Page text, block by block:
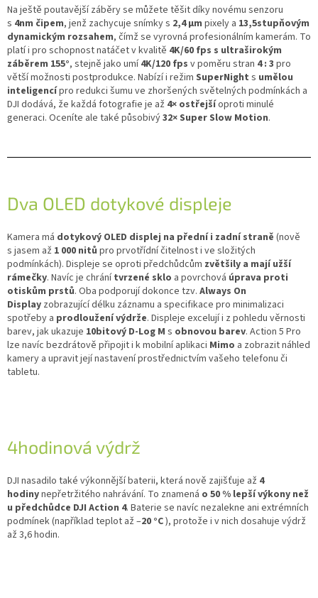
Na ještě poutavější záběry se můžete těšit díky novému senzoru
s 4nm čipem, jenž zachycuje snímky s 2,4 μm pixely a 13,5stupňovým
dynamickým rozsahem, čímž se vyrovná profesionálním kamerám. To
platí i pro schopnost natáčet v kvalitě 4K/60 fps s ultraširokým
záběrem 155°, stejně jako umí 4K/120 fps v poměru stran 4 : 3 pro
větší možnosti postprodukce. Nabízí i režim SuperNight s umělou
inteligencípro redukci šumu ve zhoršených světelných podmínkách a
DJI dodává, že každá fotografie je až 4× ostřejšíoproti minulé
generaci. Oceníte ale také působivý32× Super Slow Motion.
Dva OLED dotykové displeje
Kamera má dotykový OLED displej na přední i zadní straně (nově
s jasem až 1 000 nitů pro prvotřídní čitelnost i ve složitých
podmínkách). Displeje se oproti předchůdcům zvětšily a mají užší
rámečky. Navíc je chrání tvrzené sklo a povrchová úprava proti
otiskům prstů. Oba podporují dokonce tzv. Always On
Display zobrazující délku záznamu a specifikace pro minimalizaci
spotřeby a prodloužení výdrže. Displeje excelují i z pohledu věrnosti
barev, jak ukazuje 10bitový D-Log M s obnovou barev. Action 5 Pro
lze navíc bezdrátově připojit i k mobilní aplikaci Mimo a zobrazit náhled
kamery a upravit její nastavení prostřednictvím vašeho telefonu či
tabletu.
4hodinová výdrž
DJI nasadilo také výkonnější baterii, která nově zajišťuje až 4
hodinynepřetržitého nahrávání. To znamená o 50 % lepší výkony než
u předchůdce DJI Action 4. Baterie se navíc nezalekne ani extrémních
podmínek (například teplot až –20 °C), protože i v nich dosahuje výdrž
až 3,6 hodin.